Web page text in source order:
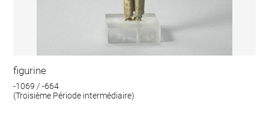
figurine
-1069 / -664
(Troisième Période intermédiaire)